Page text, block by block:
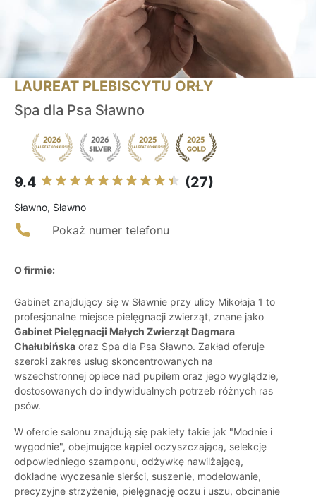
LAUREAT PLEBISCYTU ORŁY
Spa dla Psa Sławno
9.4 (27)
Sławno, Sławno
Pokaż numer telefonu
O firmie:
Gabinet znajdujący się w Sławnie przy ulicy Mikołaja 1 to
profesjonalne miejsce pielęgnacji zwierząt, znane jako
Gabinet Pielęgnacji Małych Zwierząt Dagmara
Chałubińska oraz Spa dla Psa Sławno. Zakład oferuje
szeroki zakres usług skoncentrowanych na
wszechstronnej opiece nad pupilem oraz jego wyglądzie,
dostosowanych do indywidualnych potrzeb różnych ras
psów.
W ofercie salonu znajdują się pakiety takie jak "Modnie i
wygodnie", obejmujące kąpiel oczyszczającą, selekcję
odpowiedniego szamponu, odżywkę nawilżającą,
dokładne wyczesanie sierści, suszenie, modelowanie,
precyzyjne strzyżenie, pielęgnację oczu i uszu, obcinanie